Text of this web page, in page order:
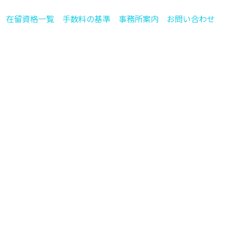
在留資格一覧 手数料の基準 事務所案内 お問い合わせ